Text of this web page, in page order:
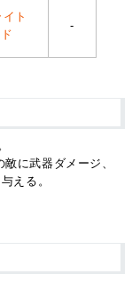
ト
-
に武器ダメージ、
える。